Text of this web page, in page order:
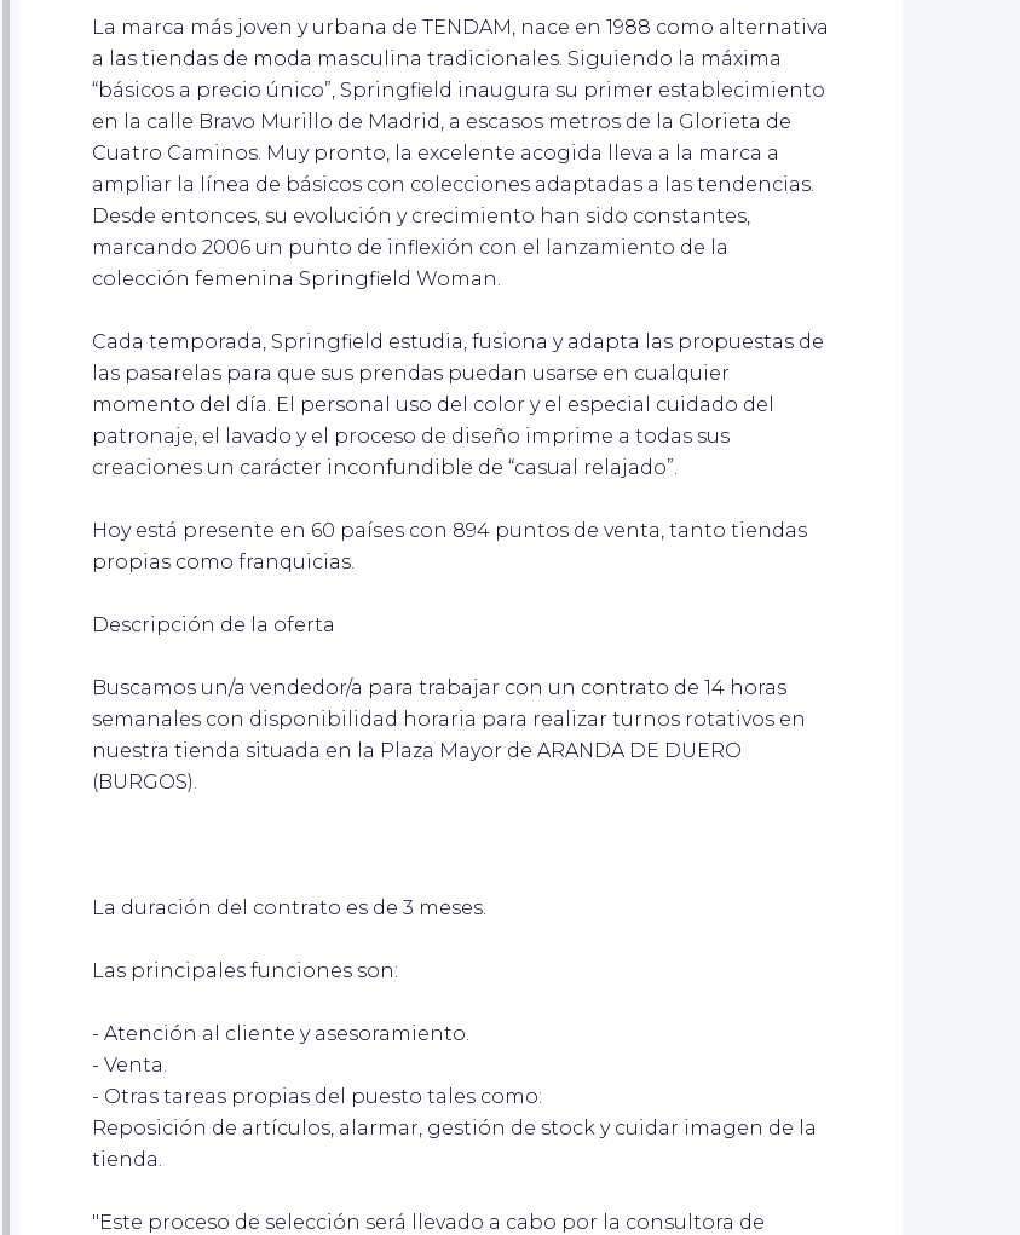
La marca más joven y urbana de TENDAM, nace en 1988 como alternativa
a las tiendas de moda masculina tradicionales. Siguiendo la máxima
“básicos a precio único”, Springfield inaugura su primer establecimiento
en la calle Bravo Murillo de Madrid, a escasos metros de la Glorieta de
Cuatro Caminos. Muy pronto, la excelente acogida lleva a la marca a
ampliar la línea de básicos con colecciones adaptadas a las tendencias.
Desde entonces, su evolución y crecimiento han sido constantes,
marcando 2006 un punto de inflexión con el lanzamiento de la
colección femenina Springfield Woman.
Cada temporada, Springfield estudia, fusiona y adapta las propuestas de
las pasarelas para que sus prendas puedan usarse en cualquier
momento del día. El personal uso del color y el especial cuidado del
patronaje, el lavado y el proceso de diseño imprime a todas sus
creaciones un carácter inconfundible de “casual relajado”.
Hoy está presente en 60 países con 894 puntos de venta, tanto tiendas
propias como franquicias.
Descripción de la oferta
Buscamos un/a vendedor/a para trabajar con un contrato de 14 horas
semanales con disponibilidad horaria para realizar turnos rotativos en
nuestra tienda situada en la Plaza Mayor de ARANDA DE DUERO
(BURGOS).
La duración del contrato es de 3 meses.
Las principales funciones son:
- Atención al cliente y asesoramiento.
- Venta.
- Otras tareas propias del puesto tales como:
Reposición de artículos, alarmar, gestión de stock y cuidar imagen de la
tienda.
"Este proceso de selección será llevado a cabo por la consultora de